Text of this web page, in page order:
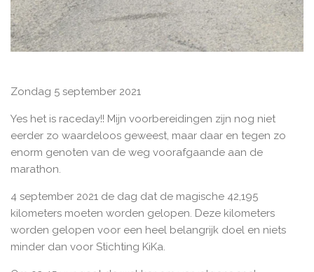
Zondag 5 september 2021
Yes het is raceday!! Mijn voorbereidingen zijn nog niet
eerder zo waardeloos geweest, maar daar en tegen zo
enorm genoten van de weg voorafgaande aan de
marathon.
4 september 2021 de dag dat de magische 42,195
kilometers moeten worden gelopen. Deze kilometers
worden gelopen voor een heel belangrijk doel en niets
minder dan voor Stichting KiKa.